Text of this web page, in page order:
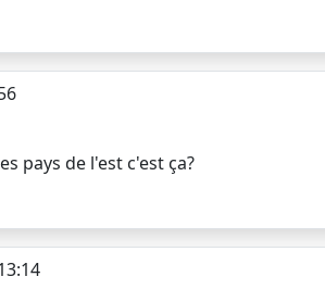
pays de l'est c'est ça?